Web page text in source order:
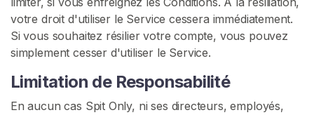
votre droit d'utiliser le Service cessera immédiatement.
Si vous souhaitez résilier votre compte, vous pouvez
simplement cesser d'utiliser le Service.
Limitation de Responsabilité
En aucun cas Spit Only, ni ses directeurs, employés,